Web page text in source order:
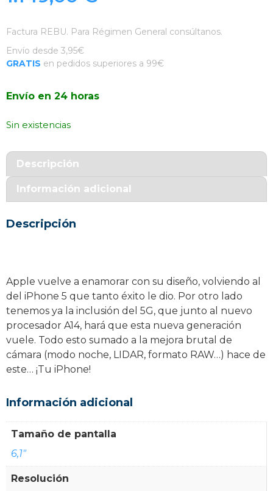
Factura REBU. Para Régimen General consúltanos.
Envío desde 3,95€
GRATIS en pedidos superiores a 99€
Envío en 24 horas
Sin existencias
Descripción
Información adicional
Descripción
Apple vuelve a enamorar con su diseño, volviendo al
del iPhone 5 que tanto éxito le dio. Por otro lado
tenemos ya la inclusión del 5G, que junto al nuevo
procesador A14, hará que esta nueva generación
vuele. Todo esto sumado a la mejora brutal de
cámara (modo noche, LIDAR, formato RAW…) hace de
este… ¡Tu iPhone!
Información adicional
Tamaño de pantalla
6,1"
Resolución